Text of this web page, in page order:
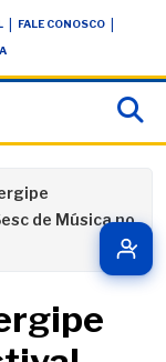
FALE CONOSCO
de Música no